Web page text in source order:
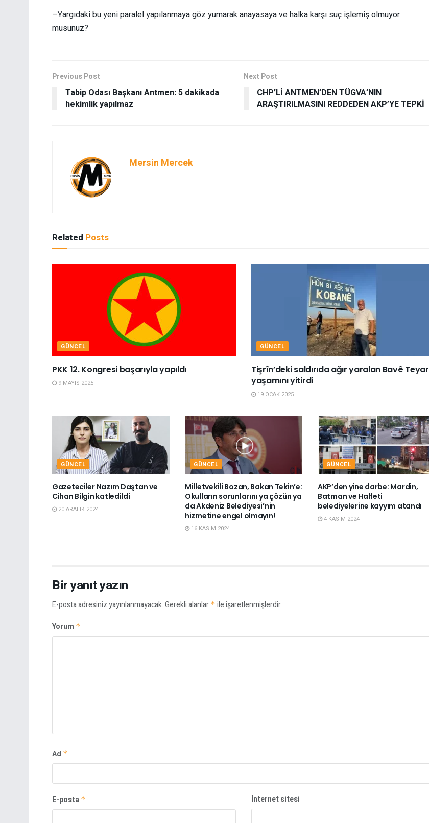
–Yargıdaki bu yeni paralel yapılanmaya göz yumarak anayasaya ve halka karşı suç işlemiş olmuyor
musunuz?
Previous Post
Tabip Odası Başkanı Antmen: 5 dakikada
hekimlik yapılmaz
Next Post
CHP’Lİ ANTMEN’DEN TÜGVA’NIN
ARAŞTIRILMASINI REDDEDEN AKP’YE TEPKİ
Mersin Mercek
Related Posts
GÜNCEL
PKK 12. Kongresi başarıyla yapıldı
9 MAYIS 2025
GÜNCEL
Tişrîn’deki saldırıda ağır yaralan Bavê Teyar
yaşamını yitirdi
19 OCAK 2025
GÜNCEL
Gazeteciler Nazım Daştan ve
Cihan Bilgin katledildi
20 ARALIK 2024
GÜNCEL
Milletvekili Bozan, Bakan Tekin’e:
Okulların sorunlarını ya çözün ya
da Akdeniz Belediyesi’nin
hizmetine engel olmayın!
16 KASIM 2024
GÜNCEL
AKP’den yine darbe: Mardin,
Batman ve Halfeti
belediyelerine kayyım atandı
4 KASIM 2024
Bir yanıt yazın
E-posta adresiniz yayınlanmayacak.Gerekli alanlar * ile işaretlenmişlerdir
Yorum *
Ad *
E-posta * İnternet sitesi